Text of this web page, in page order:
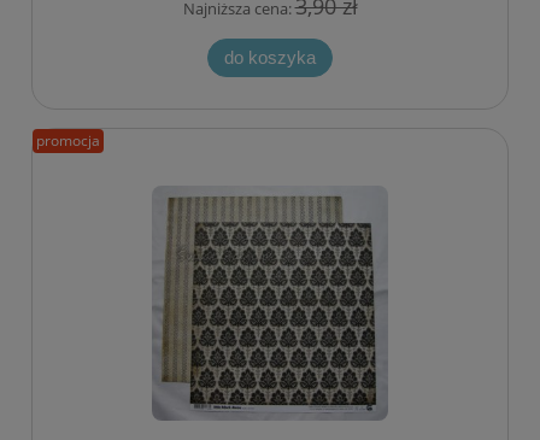
Najniższa cena:3,90 zł
do koszyka
promocja